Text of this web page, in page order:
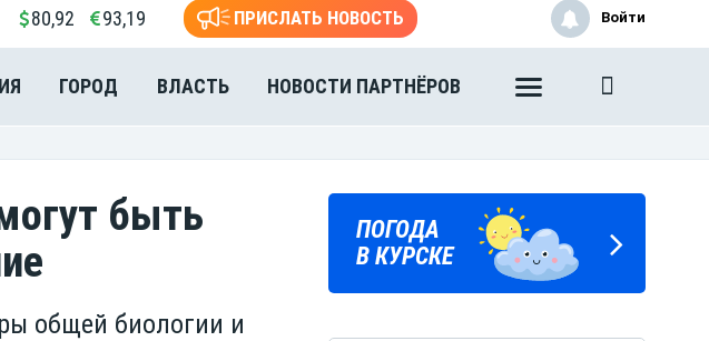
80,92 93,19 ПРИСЛАТЬ НОВОСТЬ
ГОРОД ВЛАСТЬ НОВОСТИ ПАРТНЁРОВ
Войти
быть
общей биологии и
ГОРОСКОП
НА КАЖДЫЙ ДЕНЬ
ПОГОДА
В КУРСКЕ